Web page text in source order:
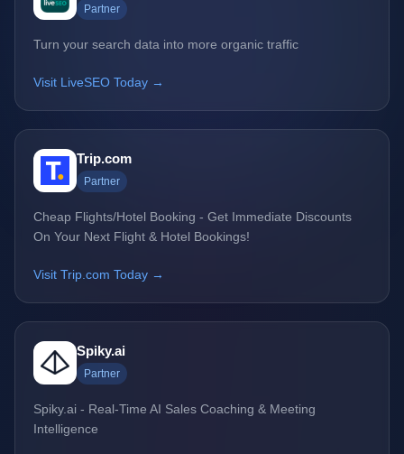
Partner
Turn your search data into more organic traffic
Visit LiveSEO Today →
Trip.com
Partner
Cheap Flights/Hotel Booking - Get Immediate Discounts
On Your Next Flight & Hotel Bookings!
Visit Trip.com Today →
Spiky.ai
Partner
Spiky.ai - Real-Time AI Sales Coaching & Meeting
Intelligence